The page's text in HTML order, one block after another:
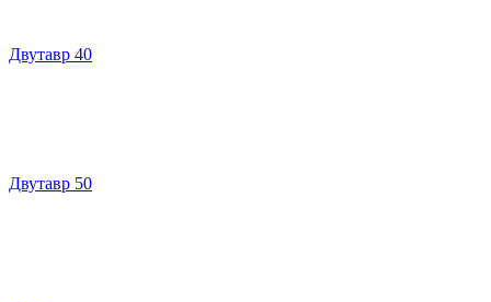
Двутавр 40
Двутавр 50